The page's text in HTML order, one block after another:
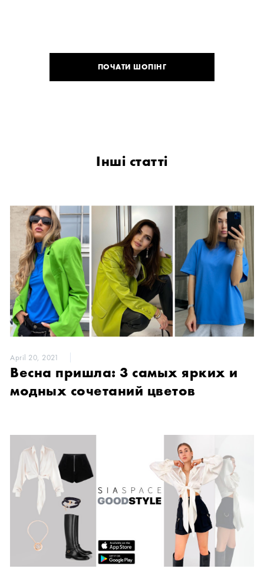
ПОЧАТИ ШОПІНГ
Інші статті
April 20, 2021
Весна пришла: 3 самых ярких и
модных сочетаний цветов